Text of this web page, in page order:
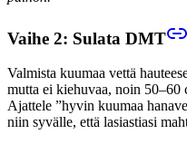
Vaihe 2: Sulata DMT
Valmista kuumaa vettä
mutta ei kiehuvaa, noin 50–60
Ajattele ”hyvin kuumaa
niin syvälle, että lasiastiasi